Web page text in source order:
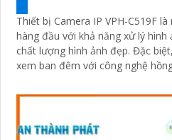
Thiết bị Camera IP VPH-C519F
hàng đầu với khả năng xử lý hình
chất lượng hình ảnh đẹp. Đặc biệt, thiết bị cung cấp khả năng
xem ban đêm với công nghệ